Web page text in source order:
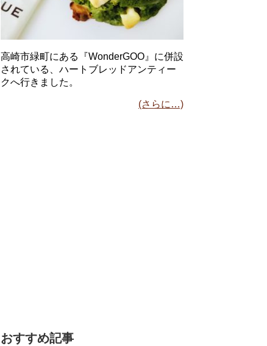
高崎市緑町にある『WonderGOO』に併設
されている、ハートブレッドアンティー
クへ行きました。
(さらに…)
おすすめ記事